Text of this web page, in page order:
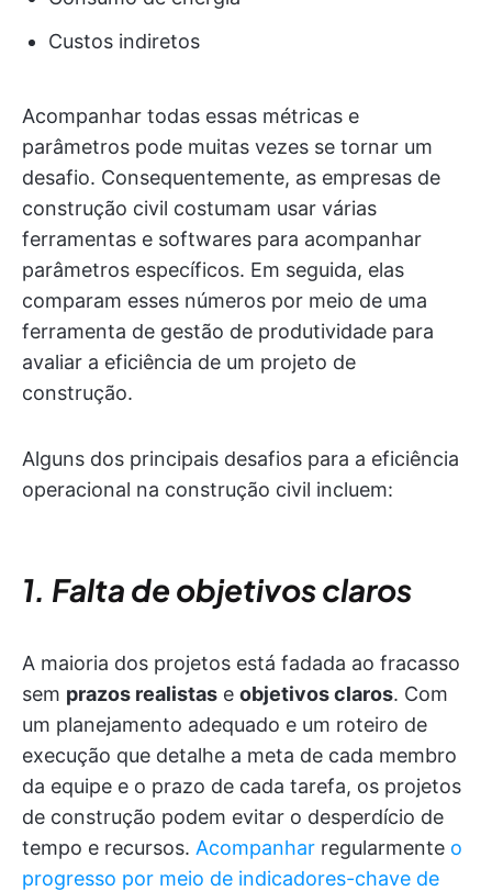
Custos indiretos
Acompanhar todas essas métricas e
parâmetros pode muitas vezes se tornar um
desafio. Consequentemente, as empresas de
construção civil costumam usar várias
ferramentas e softwares para acompanhar
parâmetros específicos. Em seguida, elas
comparam esses números por meio de uma
ferramenta de gestão de produtividade para
avaliar a eficiência de um projeto de
construção.
Alguns dos principais desafios para a eficiência
operacional na construção civil incluem:
1. Falta de objetivos claros
A maioria dos projetos está fadada ao fracasso
sem prazos realistas e objetivos claros. Com
um planejamento adequado e um roteiro de
execução que detalhe a meta de cada membro
da equipe e o prazo de cada tarefa, os projetos
de construção podem evitar o desperdício de
tempo e recursos. Acompanhar regularmente o
progresso por meio de indicadores-chave de